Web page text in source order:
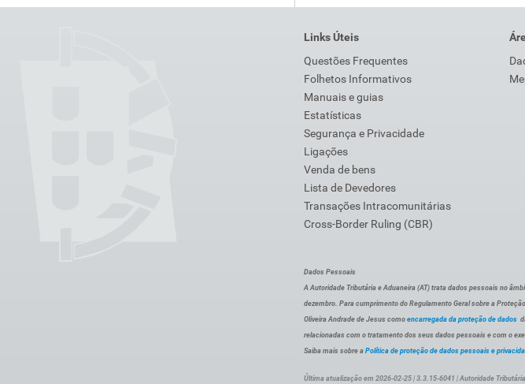
Links Úteis
Questões Frequentes
Folhetos Informativos
Manuais e guias
Estatísticas
Segurança e Privacidade
Ligações
Venda de bens
Lista de Devedores
Transações Intracomunitárias
Cross-Border Ruling (CBR)
Dados Pessoais
A Autoridade Tributária e Aduaneira (AT) trata dados pessoais no
dezembro. Para cumprimento do Regulamento Geral sobre a
Oliveira Andrade de Jesus como encarregada da proteção de dados
relacionadas com o tratamento dos seus dados pessoais e com o
Saiba mais sobre a Política de proteção de dados pessoais e
Última atualização em 2026-02-25 | 3.3.15-6041 | Autoridade